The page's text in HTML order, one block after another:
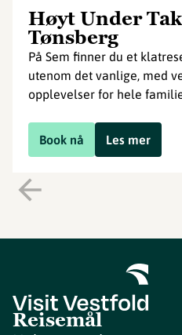
Høyt Under
Tønsberg
På Sem finner du et
utenom det vanlige, med
opplevelser for hele
Book nå Les mer
Reisemål